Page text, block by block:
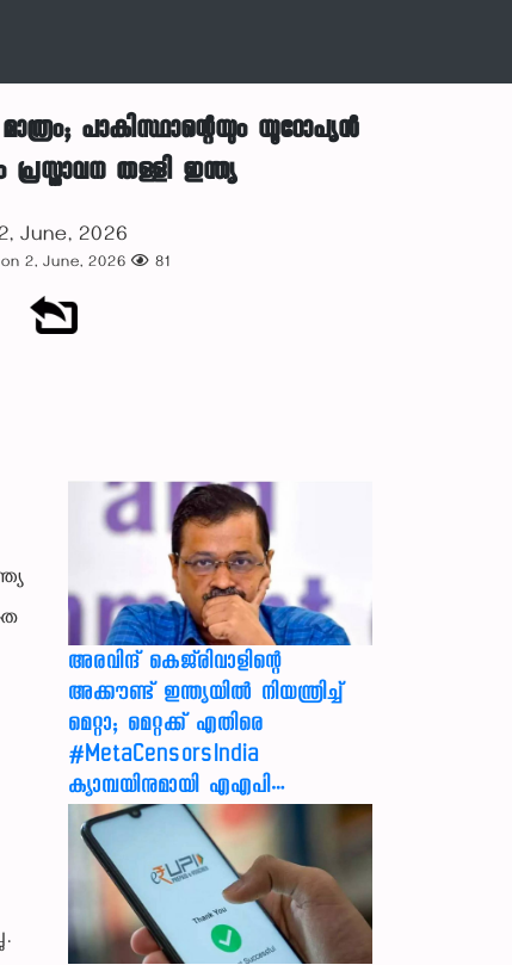
പാകിസ്ഥാന്റെയും യൂറോപ്യൻ
തള്ളി ഇന്ത്യ
June, 2026
2, June, 2026 81
അരവിന്ദ് കെജ്‌രിവാളിന്റെ
അക്കൗണ്ട് ഇന്ത്യയിൽ നിയന്ത്രിച്ച്
മെറ്റാ; മെറ്റക്ക് എതിരെ
#MetaCensorsIndia
ക്യാമ്പയിനുമായി എഎപി…